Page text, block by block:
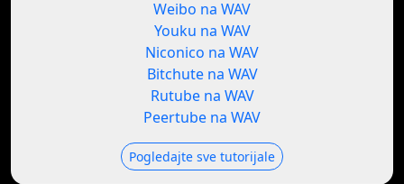
Weibo na WAV
Youku na WAV
Niconico na WAV
Bitchute na WAV
Rutube na WAV
Peertube na WAV
Pogledajte sve tutorijale